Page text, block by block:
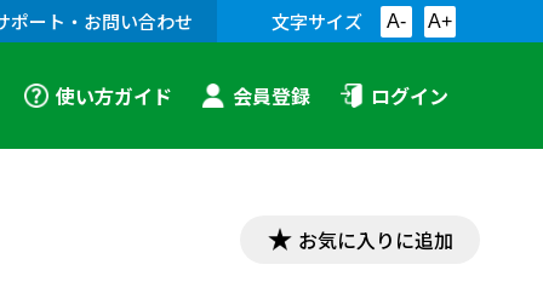
ポート・お問い合わせ 文字サイズ A- A+
使い方ガイド 会員登録 ログイン
お気に入りに追加